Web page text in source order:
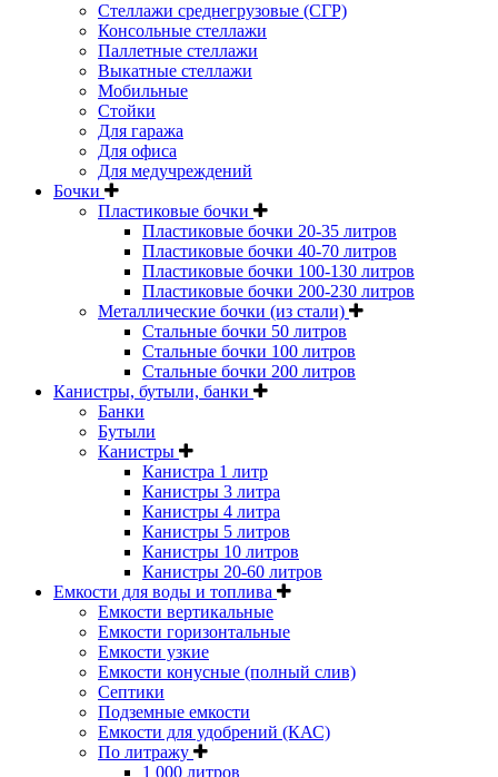
Стеллажи среднегрузовые (СГР)
Консольные стеллажи
Паллетные стеллажи
Выкатные стеллажи
Мобильные
Стойки
Для гаража
Для офиса
Для медучреждений
Бочки
Пластиковые бочки
Пластиковые бочки 20-35 литров
Пластиковые бочки 40-70 литров
Пластиковые бочки 100-130 литров
Пластиковые бочки 200-230 литров
Металлические бочки (из стали)
Стальные бочки 50 литров
Стальные бочки 100 литров
Стальные бочки 200 литров
Канистры, бутыли, банки
Банки
Бутыли
Канистры
Канистра 1 литр
Канистры 3 литра
Канистры 4 литра
Канистры 5 литров
Канистры 10 литров
Канистры 20-60 литров
Емкости для воды и топлива
Емкости вертикальные
Емкости горизонтальные
Емкости узкие
Емкости конусные (полный слив)
Септики
Подземные емкости
Емкости для удобрений (КАС)
По литражу
1 000 литров